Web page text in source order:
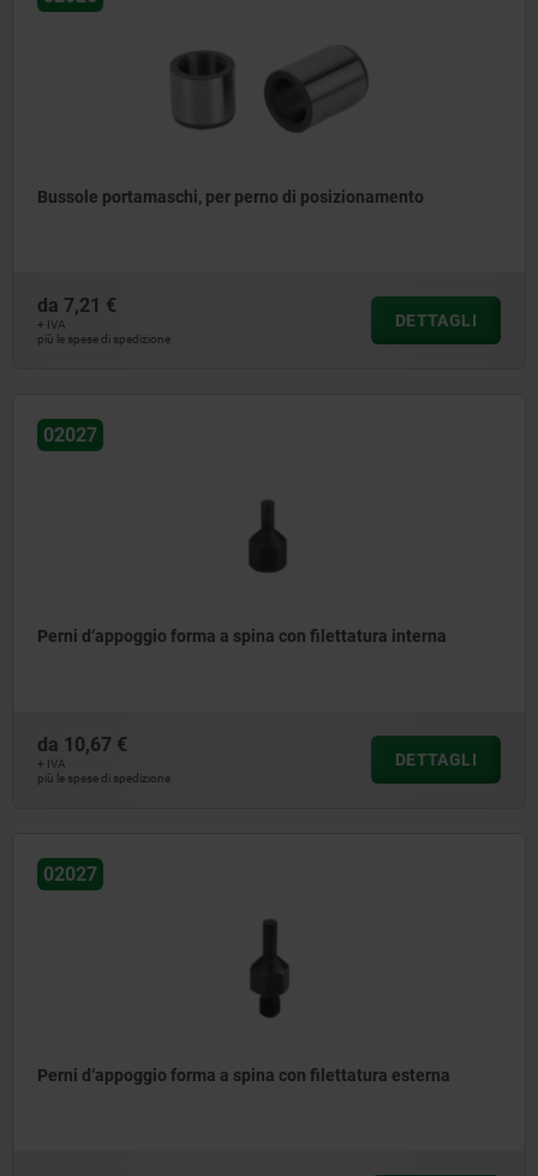
Bussole portamaschi, per perno di posizionamento
da 7,21 €
+ IVA
più le spese di spedizione
DETTAGLI
02027
Perni d‘appoggio forma a spina con filettatura interna
da 10,67 €
+ IVA
più le spese di spedizione
DETTAGLI
02027
Perni d‘appoggio forma a spina con filettatura esterna